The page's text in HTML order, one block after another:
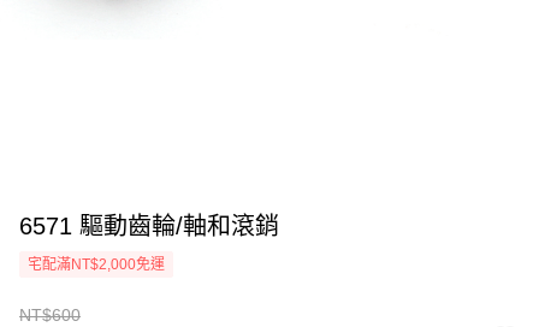
6571 驅動齒輪/軸和滾銷
宅配滿NT$2,000免運
NT$600